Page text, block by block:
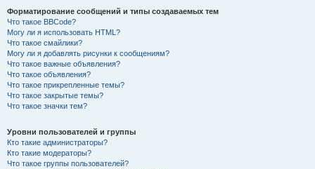
Форматирование сообщений и типы создаваемых тем
Что такое BBCode?
Могу ли я использовать HTML?
Что такое смайлики?
Могу ли я добавлять рисунки к сообщениям?
Что такое важные объявления?
Что такое объявления?
Что такое прикрепленные темы?
Что такое закрытые темы?
Что такое значки тем?
Уровни пользователей и группы
Кто такие администраторы?
Кто такие модераторы?
Что такое группы пользователей?